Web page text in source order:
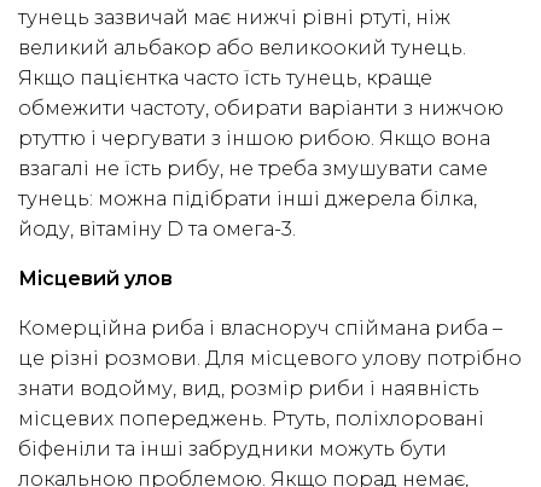
тунець зазвичай має нижчі рівні ртуті, ніж
великий альбакор або великоокий тунець.
Якщо пацієнтка часто їсть тунець, краще
обмежити частоту, обирати варіанти з нижчою
ртуттю і чергувати з іншою рибою. Якщо вона
взагалі не їсть рибу, не треба змушувати саме
тунець: можна підібрати інші джерела білка,
йоду, вітаміну D та омега-3.
Місцевий улов
Комерційна риба і власноруч спіймана риба –
це різні розмови. Для місцевого улову потрібно
знати водойму, вид, розмір риби і наявність
місцевих попереджень. Ртуть, поліхлоровані
біфеніли та інші забрудники можуть бути
локальною проблемою. Якщо порад немає,